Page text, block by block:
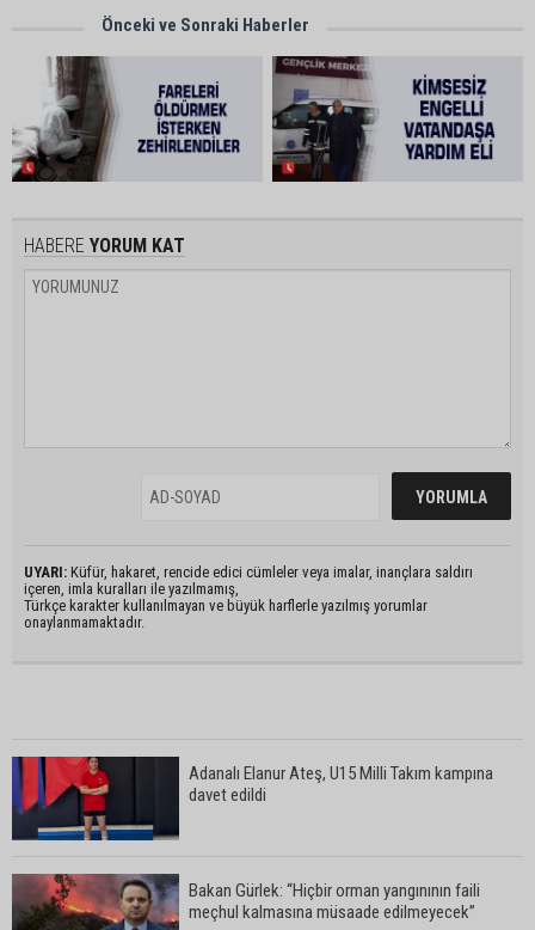
Önceki ve Sonraki Haberler
HABERE YORUM KAT
UYARI: Küfür, hakaret, rencide edici cümleler veya imalar, inançlara saldırı
içeren, imla kuralları ile yazılmamış,
Türkçe karakter kullanılmayan ve büyük harflerle yazılmış yorumlar
onaylanmamaktadır.
Adanalı Elanur Ateş, U15 Milli Takım kampına
davet edildi
Bakan Gürlek: “Hiçbir orman yangınının faili
meçhul kalmasına müsaade edilmeyecek”